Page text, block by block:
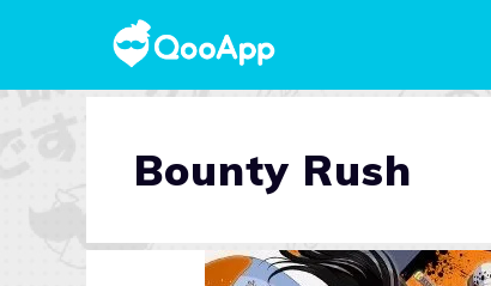
Bounty Rush